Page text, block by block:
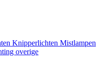
Knipperlichten Mistlampen
overige